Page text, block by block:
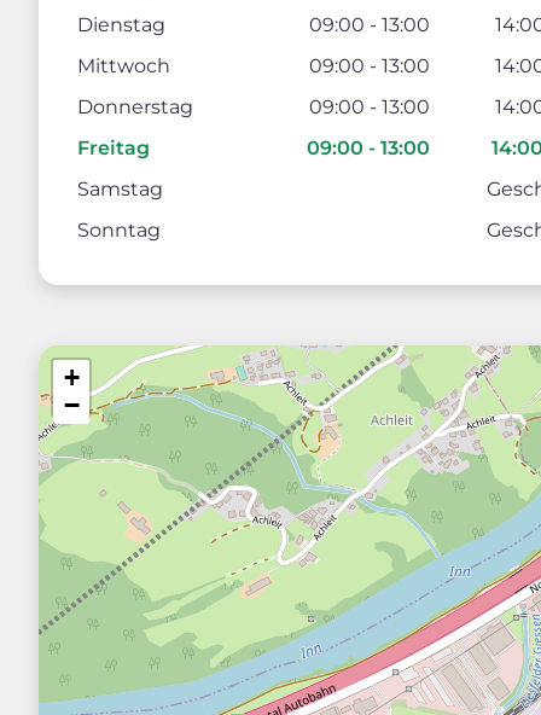
Dienstag
09:00 - 13:00
Mittwoch
09:00 - 13:00
Donnerstag
09:00 - 13:00
Freitag
09:00 - 13:00
Samstag
Sonntag
+
−